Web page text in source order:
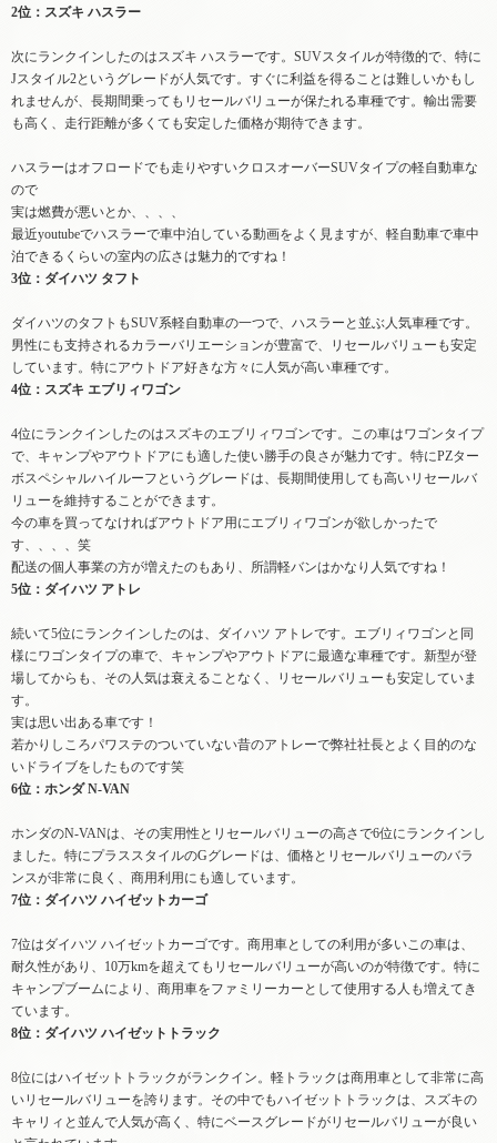
2位：スズキ ハスラー
次にランクインしたのはスズキ ハスラーです。SUVスタイルが特徴的で、特に
Jスタイル2というグレードが人気です。すぐに利益を得ることは難しいかもし
れませんが、長期間乗ってもリセールバリューが保たれる車種です。輸出需要
も高く、走行距離が多くても安定した価格が期待できます。
ハスラーはオフロードでも走りやすいクロスオーバーSUVタイプの軽自動車な
ので
実は燃費が悪いとか、、、、
最近youtubeでハスラーで車中泊している動画をよく見ますが、軽自動車で車中
泊できるくらいの室内の広さは魅力的ですね！
3位：ダイハツ タフト
ダイハツのタフトもSUV系軽自動車の一つで、ハスラーと並ぶ人気車種です。
男性にも支持されるカラーバリエーションが豊富で、リセールバリューも安定
しています。特にアウトドア好きな方々に人気が高い車種です。
4位：スズキ エブリィワゴン
4位にランクインしたのはスズキのエブリィワゴンです。この車はワゴンタイプ
で、キャンプやアウトドアにも適した使い勝手の良さが魅力です。特にPZター
ボスペシャルハイルーフというグレードは、長期間使用しても高いリセールバ
リューを維持することができます。
今の車を買ってなければアウトドア用にエブリィワゴンが欲しかったで
す、、、、笑
配送の個人事業の方が増えたのもあり、所謂軽バンはかなり人気ですね！
5位：ダイハツ アトレ
続いて5位にランクインしたのは、ダイハツ アトレです。エブリィワゴンと同
様にワゴンタイプの車で、キャンプやアウトドアに最適な車種です。新型が登
場してからも、その人気は衰えることなく、リセールバリューも安定していま
す。
実は思い出ある車です！
若かりしころパワステのついていない昔のアトレーで弊社社長とよく目的のな
いドライブをしたものです笑
6位：ホンダ N-VAN
ホンダのN-VANは、その実用性とリセールバリューの高さで6位にランクインし
ました。特にプラススタイルのGグレードは、価格とリセールバリューのバラ
ンスが非常に良く、商用利用にも適しています。
7位：ダイハツ ハイゼットカーゴ
7位はダイハツ ハイゼットカーゴです。商用車としての利用が多いこの車は、
耐久性があり、10万kmを超えてもリセールバリューが高いのが特徴です。特に
キャンプブームにより、商用車をファミリーカーとして使用する人も増えてき
ています。
8位：ダイハツ ハイゼットトラック
8位にはハイゼットトラックがランクイン。軽トラックは商用車として非常に高
いリセールバリューを誇ります。その中でもハイゼットトラックは、スズキの
キャリィと並んで人気が高く、特にベースグレードがリセールバリューが良い